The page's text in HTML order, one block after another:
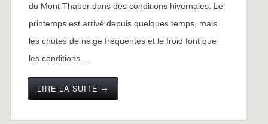
du Mont Thabor dans des conditions hivernales. Le
printemps est arrivé depuis quelques temps, mais
les chutes de neige fréquentes et le froid font que
les conditions ...
LIRE LA SUITE →